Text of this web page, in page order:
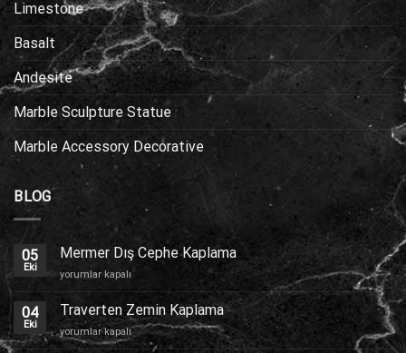
Limestone
Basalt
Andesite
Marble Sculpture Statue
Marble Accessory Decorative
BLOG
05
Eki
Mermer Dış Cephe Kaplama
Mermer
Dış
Cephe
Kaplama
için
yorumlar kapalı
04
Eki
Traverten Zemin Kaplama
Traverten
Zemin
yorumlar kapalı